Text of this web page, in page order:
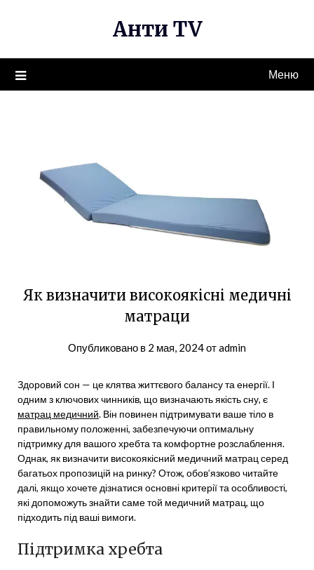
Анти TV
Меню
Як визначити високоякісні медичні
матраци
Опубликовано в 2 мая, 2024отadmin
Здоровий сон — це клятва життєвого балансу та енергії. І
одним з ключових чинників, що визначають якість сну, є
матрац медичний. Він повинен підтримувати ваше тіло в
правильному положенні, забезпечуючи оптимальну
підтримку для вашого хребта та комфортне розслаблення.
Однак, як визначити високоякісний медичний матрац серед
багатьох пропозицій на ринку? Отож, обов’язково читайте
далі, якщо хочете дізнатися основні критерії та особливості,
які допоможуть знайти саме той медичний матрац, що
підходить під ваші вимоги.
Підтримка хребта